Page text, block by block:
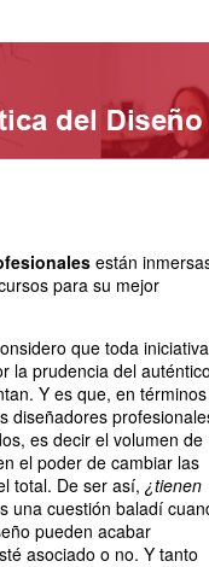
están
para su mejor
que toda iniciativa
la prudencia del auténtico
Y es que, en términos
diseñadores
es decir el volumen de
el poder de cambiar las
total. De ser así, ¿tienen
una cuestión baladí
pueden acabar
asociado o no. Y tanto